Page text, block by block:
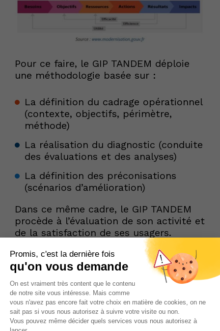
Pour ce faire, le GIP TANDEM déploie
une méthodologie basée sur :
La définition du cadrage opérationnel
(contexte, objectifs, périmètre,
méthode)
La réalisation du diagnostic (conduite
des évaluations et des analyses)
La définition des préconisations
(scénarios d’amélioration)
Dans ce même cadre, le GIP TANDEM
procède à l’évaluation de son activité et
de la satisfaction de ses usagers.
Nos prestations